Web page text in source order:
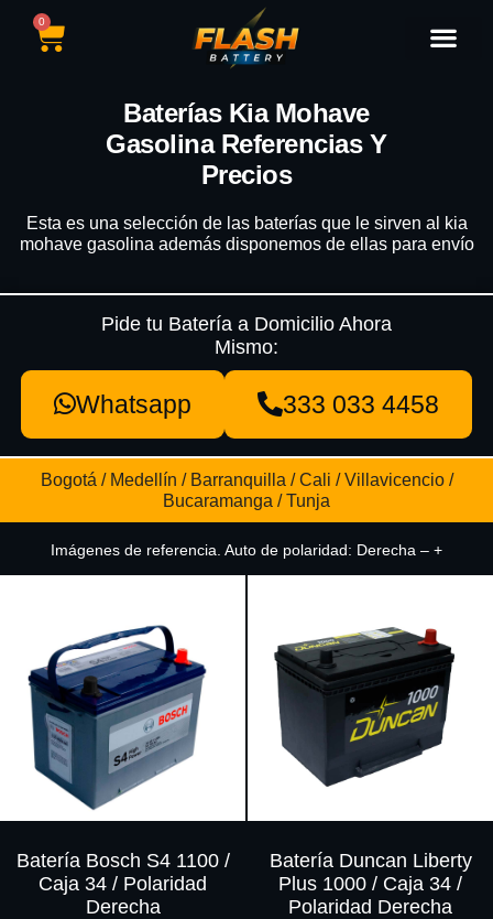
0
Baterías Kia Mohave
Gasolina Referencias Y
Precios
Esta es una selección de las baterías que le sirven al kia
mohave gasolina además disponemos de ellas para envío
Pide tu Batería a Domicilio Ahora
Mismo:
Whatsapp 333 033 4458
Bogotá / Medellín / Barranquilla / Cali / Villavicencio /
Bucaramanga / Tunja
Imágenes de referencia. Auto de polaridad: Derecha – +
Batería Bosch S4 1100 /
Caja 34 / Polaridad
Derecha
Batería Duncan Liberty
Plus 1000 / Caja 34 /
Polaridad Derecha